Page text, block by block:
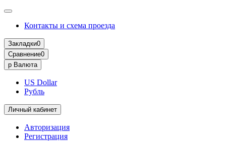
Контакты и схема проезда
Закладки0
Сравнение0
р Валюта
US Dollar
Рубль
Личный кабинет
Авторизация
Регистрация